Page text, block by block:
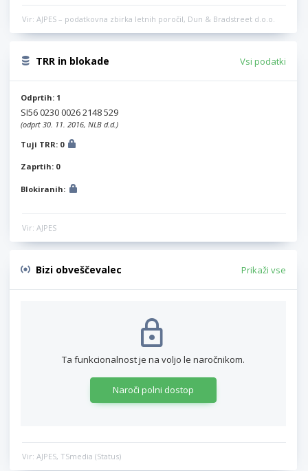
Vir: AJPES – podatkovna zbirka letnih poročil, Dun & Bradstreet d.o.o.
TRR in blokade Vsi podatki
Odprtih: 1
SI56 0230 0026 2148 529
(odprt 30. 11. 2016, NLB d.d.)
Tuji TRR: 0
Zaprtih: 0
Blokiranih:
Vir: AJPES
Bizi obveščevalec Prikaži vse
Ta funkcionalnost je na voljo le naročnikom.
Naroči polni dostop
Vir: AJPES, TSmedia (Status)